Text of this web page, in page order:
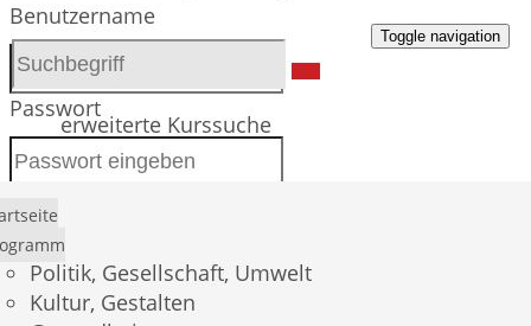
erweiterte Kurssuche
Toggle navigation
Politik, Gesellschaft, Umwelt
Kultur, Gestalten
Benutzername
Passwort